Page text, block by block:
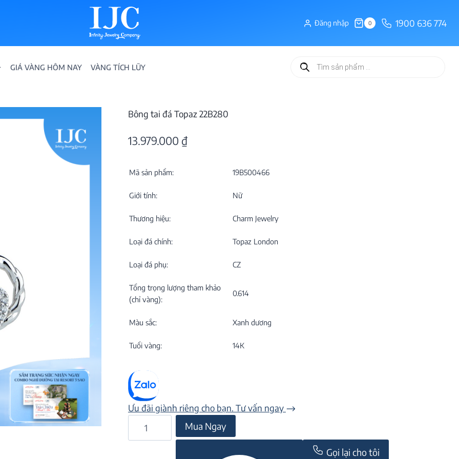
Đăng nhập 0 1900 636 774
GIÁ VÀNG HÔM NAY VÀNG TÍCH LŨY
Tìm
kiếm
Bông tai đá Topaz 22B280
13.979.000 ₫
Mã sản phẩm: 19B500466
Giới tính: Nữ
Thương hiệu: Charm Jewelry
Loại đá chính: Topaz London
Loại đá phụ: CZ
Tổng trọng lượng tham khảo
(chỉ vàng):
0.614
Màu sắc: Xanh dương
Tuổi vàng: 14K
Ưu đãi giành riêng cho bạn. Tư vấn ngay
Mua Ngay
Gọi lại cho tôi